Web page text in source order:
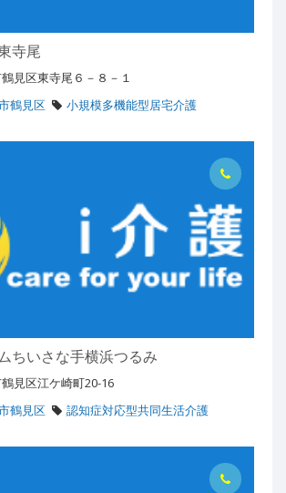
寺尾
見区東寺尾６－８－１
鶴見区
小規模多機能型居宅介護
ちいさな手横浜つるみ
見区江ケ崎町20-16
鶴見区
認知症対応型共同生活介護